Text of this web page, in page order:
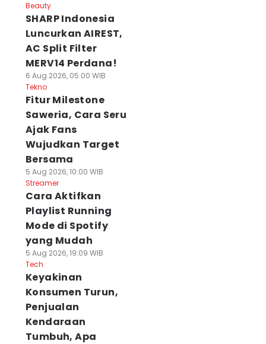
Beauty
SHARP Indonesia
Luncurkan AIREST,
AC Split Filter
MERV14 Perdana!
6 Aug 2026, 05:00 WIB
Tekno
Fitur Milestone
Saweria, Cara Seru
Ajak Fans
Wujudkan Target
Bersama
5 Aug 2026, 10:00 WIB
Streamer
Cara Aktifkan
Playlist Running
Mode di Spotify
yang Mudah
5 Aug 2026, 19:09 WIB
Tech
Keyakinan
Konsumen Turun,
Penjualan
Kendaraan
Tumbuh, Apa